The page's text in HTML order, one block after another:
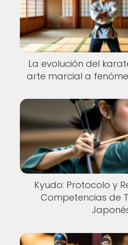
La evolución del
arte marcial a
Kyudo: Protocolo y
Competencias de